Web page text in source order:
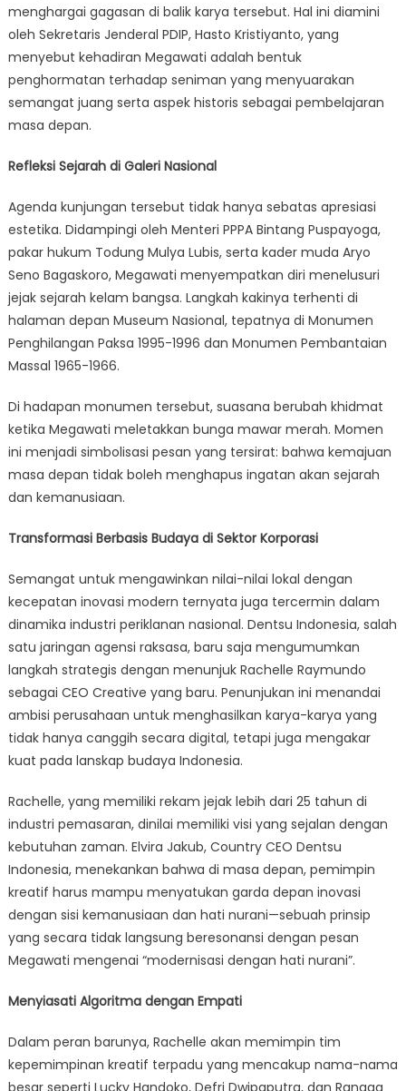
menghargai gagasan di balik karya tersebut. Hal ini diamini
oleh Sekretaris Jenderal PDIP, Hasto Kristiyanto, yang
menyebut kehadiran Megawati adalah bentuk
penghormatan terhadap seniman yang menyuarakan
semangat juang serta aspek historis sebagai pembelajaran
masa depan.
Refleksi Sejarah di Galeri Nasional
Agenda kunjungan tersebut tidak hanya sebatas apresiasi
estetika. Didampingi oleh Menteri PPPA Bintang Puspayoga,
pakar hukum Todung Mulya Lubis, serta kader muda Aryo
Seno Bagaskoro, Megawati menyempatkan diri menelusuri
jejak sejarah kelam bangsa. Langkah kakinya terhenti di
halaman depan Museum Nasional, tepatnya di Monumen
Penghilangan Paksa 1995-1996 dan Monumen Pembantaian
Massal 1965-1966.
Di hadapan monumen tersebut, suasana berubah khidmat
ketika Megawati meletakkan bunga mawar merah. Momen
ini menjadi simbolisasi pesan yang tersirat: bahwa kemajuan
masa depan tidak boleh menghapus ingatan akan sejarah
dan kemanusiaan.
Transformasi Berbasis Budaya di Sektor Korporasi
Semangat untuk mengawinkan nilai-nilai lokal dengan
kecepatan inovasi modern ternyata juga tercermin dalam
dinamika industri periklanan nasional. Dentsu Indonesia, salah
satu jaringan agensi raksasa, baru saja mengumumkan
langkah strategis dengan menunjuk Rachelle Raymundo
sebagai CEO Creative yang baru. Penunjukan ini menandai
ambisi perusahaan untuk menghasilkan karya-karya yang
tidak hanya canggih secara digital, tetapi juga mengakar
kuat pada lanskap budaya Indonesia.
Rachelle, yang memiliki rekam jejak lebih dari 25 tahun di
industri pemasaran, dinilai memiliki visi yang sejalan dengan
kebutuhan zaman. Elvira Jakub, Country CEO Dentsu
Indonesia, menekankan bahwa di masa depan, pemimpin
kreatif harus mampu menyatukan garda depan inovasi
dengan sisi kemanusiaan dan hati nurani—sebuah prinsip
yang secara tidak langsung beresonansi dengan pesan
Megawati mengenai “modernisasi dengan hati nurani”.
Menyiasati Algoritma dengan Empati
Dalam peran barunya, Rachelle akan memimpin tim
kepemimpinan kreatif terpadu yang mencakup nama-nama